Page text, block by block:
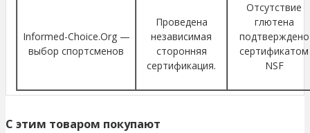
Informed-Choice.Org —
выбор спортсменов
Проведена
независимая
сторонняя
сертификация.
Отсутствие
глютена
подтверждено
сертификатом
NSF
C этим товаром покупают